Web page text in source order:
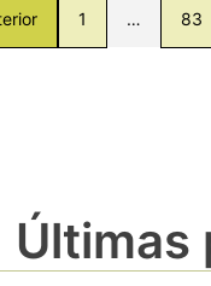
1 … 83
Últimas